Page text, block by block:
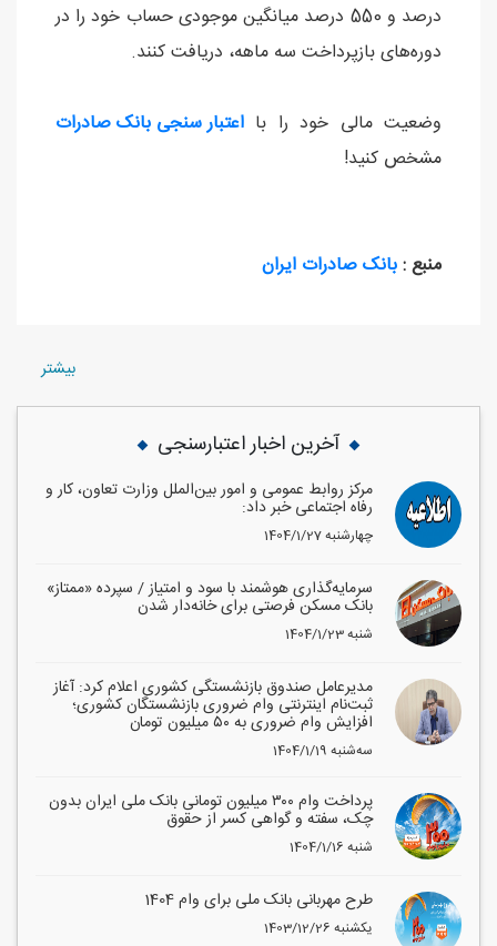
درصد و 550 درصد میانگین موجودی حساب خود را در
دوره‌های بازپرداخت سه ماهه، دریافت کنند.​
وضعیت مالی خود را با اعتبار سنجی بانک صادرات
مشخص کنید!
منبع :بانک صادرات ایران
بيشتر
آخرین اخبار اعتبارسنجی
مرکز روابط عمومی و امور بین‌الملل وزارت تعاون، کار و
رفاه اجتماعی خبر داد:
1404/1/27 چهارشنبه
سرمایه‌گذاری هوشمند با سود و امتیاز / سپرده «ممتاز»
بانک مسکن فرصتی برای خانه‌دار شدن
1404/1/23 شنبه
مدیرعامل صندوق بازنشستگی کشوری اعلام کرد: آغاز
ثبت‌نام اینترنتی وام ضروری بازنشستگان کشوری؛
افزایش وام ضروری به ۵۰ میلیون تومان
1404/1/19 سه‌شنبه
پرداخت وام ۳۰۰ میلیون تومانی بانک ملی ایران بدون
چک، سفته و گواهی کسر از حقوق
1404/1/16 شنبه
طرح مهربانی بانک ملی برای وام 1404
1403/12/26 یکشنبه